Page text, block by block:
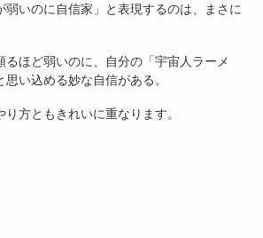
弱いのに自信家」と表現するのは、まさに
るほど弱いのに、自分の「宇宙人ラーメ
い込める妙な自信がある。
方ともきれいに重なります。